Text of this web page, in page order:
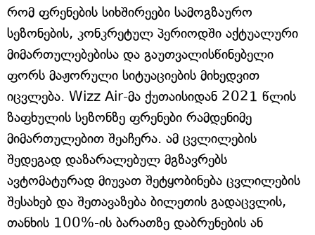
რომ ფრენების სიხშირეები სამოგზაურო
სეზონების, კონკრეტულ პერიოდში აქტუალური
მიმართულებებისა და გაუთვალისწინებელი
ფორს მაჟორული სიტუაციების მიხედვით
იცვლება. Wizz Air-მა ქუთაისიდან 2021 წლის
ზაფხულის სეზონზე ფრენები რამდენიმე
მიმართულებით შეაჩერა. ამ ცვლილების
შედეგად დაზარალებულ მგზავრებს
ავტომატურად მიუვათ შეტყობინება ცვლილების
შესახებ და შეთავაზება ბილეთის გადაცვლის,
თანხის 100%-ის ბარათზე დაბრუნების ან